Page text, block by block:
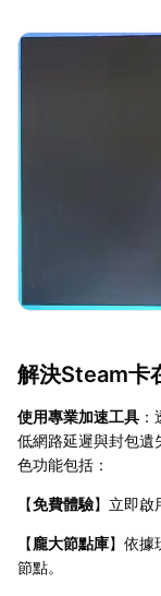
解決Steam卡
使用專業加速工具
低網路延遲與封包
色功能包括：
【免費體驗】立即啟
【龐大節點庫】依據
節點。